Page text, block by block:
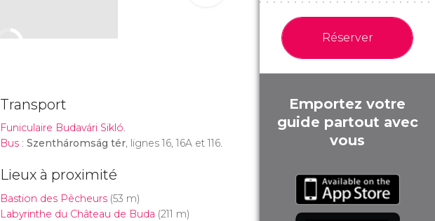
Transport
Funiculaire Budavári Sikló.
Bus: Szentháromság tér, lignes 16, 16A et 116.
Lieux à proximité
Bastion des Pêcheurs(53 m)
Labyrinthe du Château de Buda (211 m)
Réserver
Emportez votre
guide partout avec
vous